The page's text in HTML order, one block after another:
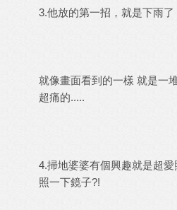
3.他放的第一招，就是下雨了
就像畫面看到的一樣 就是一
超痛的.....
4.掃地婆婆有個興趣就是超
照一下鏡子?!